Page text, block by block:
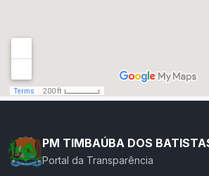
PM TIMBAÚBA DOS
Portal da Transparência